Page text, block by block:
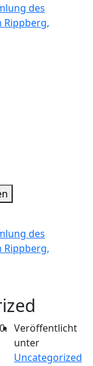
des
Rippberg,
des
Rippberg,
Veröffentlicht
unter
Uncategorized